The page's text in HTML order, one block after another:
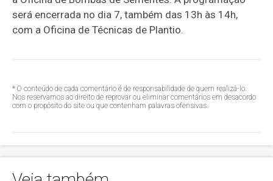
será encerrada no dia 7, também das 13h às 14h,
com a Oficina de Técnicas de Plantio.
* O conteúdo de cada comentário é de responsabilidade de quem realizá-lo.
Nos reservamos ao direito de reprovar ou eliminar comentários em desacordo
com o propósito do site ou que contenham palavras ofensivas.